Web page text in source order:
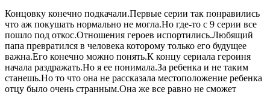
Концовку конечно подкачали.Первые серии так понравились
что аж покушать нормально не могла.Но где-то с 9 серии все
пошло под откос.Отношения героев испортились.Любящий
папа превратился в человека которому только его будущее
важна.Его конечно можно понять.К концу сериала героиня
начала раздражать.Но я ее понимала.За ребенка и не таким
станешь.Но то что она не рассказала местоположение ребенка
отцу было очень странным.Она же все равно не сможет